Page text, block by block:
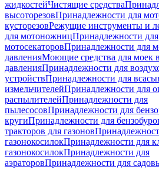
жидкостейЧистящие средства
высоторезовПринадлежности для
кусторезовРежущие инструменты и
для мотоножницПринадлежности для
мотосекаторовПринадлежности для
давленияМоющие средства для моек
давленияПринадлежности для
устройствПринадлежности для
измельчителейПринадлежности для
распылителейПринадлежности для
пылесосовПринадлежности для
кругиПринадлежности для
тракторов для газонов
газонокосилокПринадлежности для
газонокосилокПринадлежности для
аэраторовПринадлежности для